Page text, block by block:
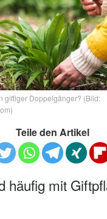
giftiger Doppelgänger? (Bild:
Teile den Artikel
häufig mit